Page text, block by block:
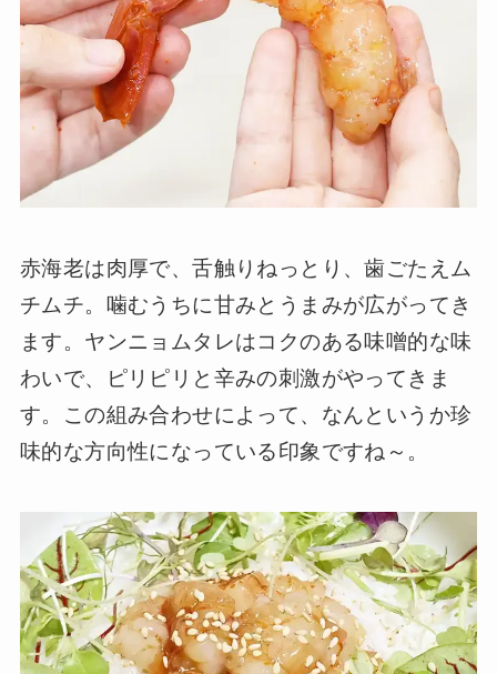
赤海老は肉厚で、舌触りねっとり、歯ごたえム
チムチ。噛むうちに甘みとうまみが広がってき
ます。ヤンニョムタレはコクのある味噌的な味
わいで、ピリピリと辛みの刺激がやってきま
す。この組み合わせによって、なんというか珍
味的な方向性になっている印象ですね～。